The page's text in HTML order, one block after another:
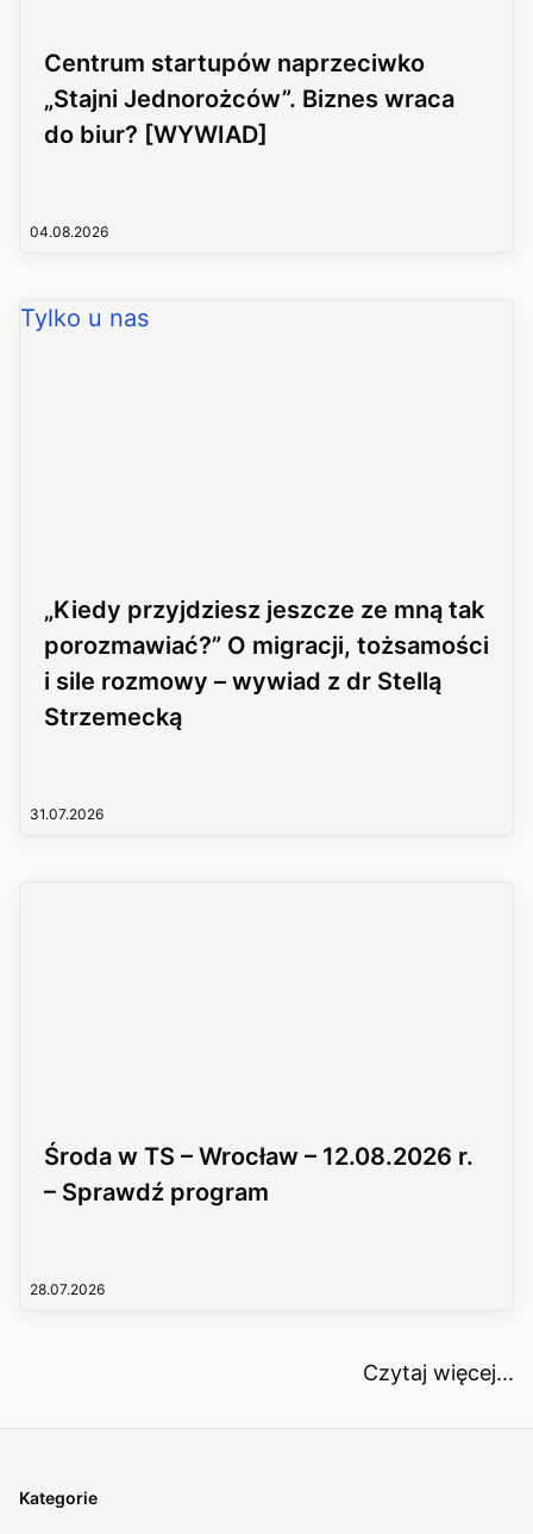
Centrum startupów naprzeciwko
„Stajni Jednorożców”. Biznes wraca
do biur? [WYWIAD]
04.08.2026
Tylko u nas
„Kiedy przyjdziesz jeszcze ze mną tak
porozmawiać?” O migracji, tożsamości
i sile rozmowy – wywiad z dr Stellą
Strzemecką
31.07.2026
Środa w TS – Wrocław – 12.08.2026 r.
– Sprawdź program
28.07.2026
Czytaj więcej...
Kategorie